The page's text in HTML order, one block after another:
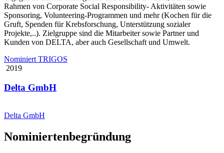
Rahmen von Corporate Social Responsibility- Aktivitäten sowie
Sponsoring, Volunteering-Programmen und mehr (Kochen für die
Gruft, Spenden für Krebsforschung, Unterstützung sozialer
Projekte,..). Zielgruppe sind die Mitarbeiter sowie Partner und
Kunden von DELTA, aber auch Gesellschaft und Umwelt.
Nominiert TRIGOS
2019
Delta GmbH
Delta GmbH
Nominiertenbegründung